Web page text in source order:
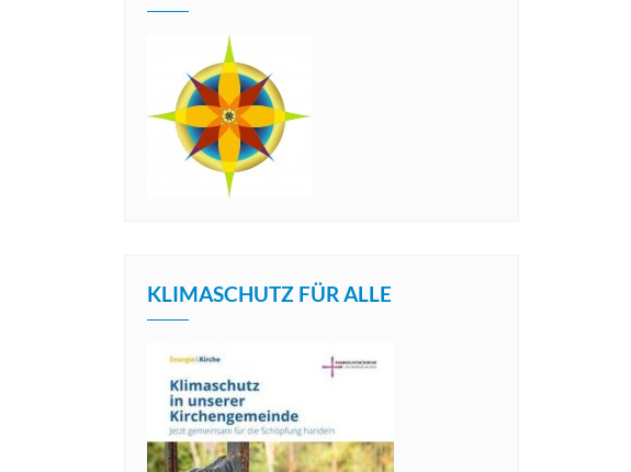
KLIMASCHUTZ FÜR ALLE